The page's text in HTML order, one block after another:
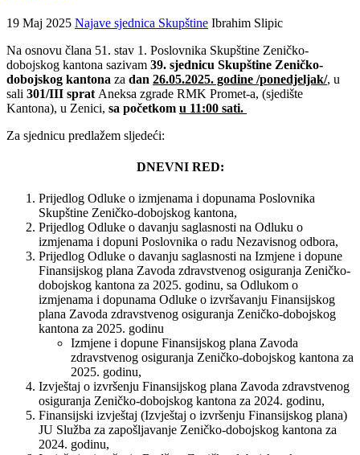
19 Maj 2025 Najave sjednica Skupštine Ibrahim Slipic
Na osnovu člana 51. stav 1. Poslovnika Skupštine Zeničko-
dobojskog kantona sazivam 39. sjednicu Skupštine Zeničko-
dobojskog kantona za dan 26.05.2025. godine /ponedjeljak/, u
sali 301/III sprat Aneksa zgrade RMK Promet-a, (sjedište
Kantona), u Zenici, sa početkom u 11:00 sati.
Za sjednicu predlažem sljedeći:
DNEVNI RED:
Prijedlog Odluke o izmjenama i dopunama Poslovnika
Skupštine Zeničko-dobojskog kantona,
Prijedlog Odluke o davanju saglasnosti na Odluku o
izmjenama i dopuni Poslovnika o radu Nezavisnog odbora,
Prijedlog Odluke o davanju saglasnosti na Izmjene i dopune
Finansijskog plana Zavoda zdravstvenog osiguranja Zeničko-
dobojskog kantona za 2025. godinu, sa Odlukom o
izmjenama i dopunama Odluke o izvršavanju Finansijskog
plana Zavoda zdravstvenog osiguranja Zeničko-dobojskog
kantona za 2025. godinu
Izmjene i dopune Finansijskog plana Zavoda
zdravstvenog osiguranja Zeničko-dobojskog kantona za
2025. godinu,
Izvještaj o izvršenju Finansijskog plana Zavoda zdravstvenog
osiguranja Zeničko-dobojskog kantona za 2024. godinu,
Finansijski izvještaj (Izvještaj o izvršenju Finansijskog plana)
JU Služba za zapošljavanje Zeničko-dobojskog kantona za
2024. godinu,